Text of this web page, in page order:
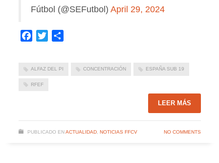
Fútbol (@SEFutbol) April 29, 2024
Facebook
Twitter
ALFAZ DEL PI CONCENTRACIÓN ESPAÑA SUB 19
RFEF
LEER MÁS
PUBLICADO EN ACTUALIDAD, NOTICIAS FFCV NO COMMENTS